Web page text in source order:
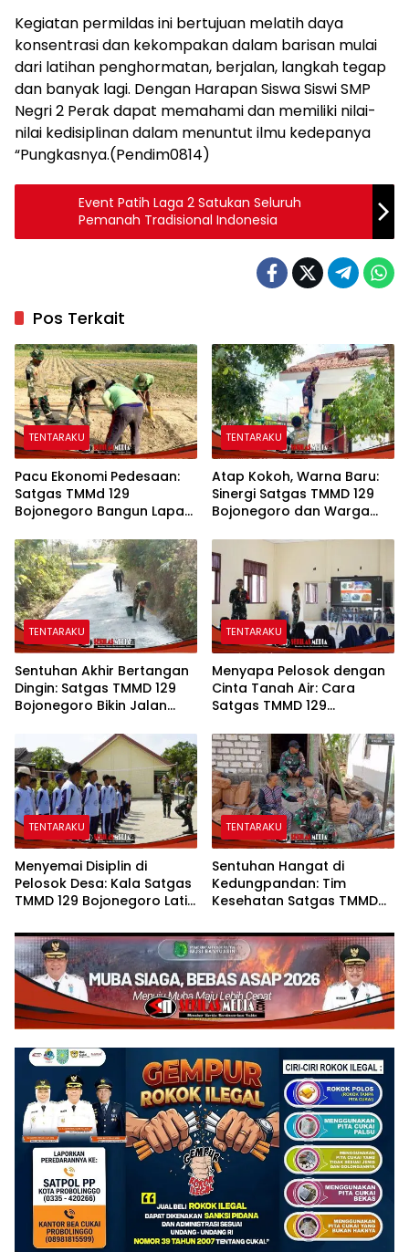
Kegiatan permildas ini bertujuan melatih daya
konsentrasi dan kekompakan dalam barisan mulai
dari latihan penghormatan, berjalan, langkah tegap
dan banyak lagi. Dengan Harapan Siswa Siswi SMP
Negri 2 Perak dapat memahami dan memiliki nilai-
nilai kedisiplinan dalam menuntut ilmu kedepanya
“Pungkasnya.(Pendim0814)
Event Patih Laga 2 Satukan Seluruh
Pemanah Tradisional Indonesia
Pos Terkait
TENTARAKU
Pacu Ekonomi Pedesaan:
Satgas TMMd 129
Bojonegoro Bangun Lapak
TENTARAKU
Atap Kokoh, Warna Baru:
Sinergi Satgas TMMD 129
Bojonegoro dan Warga
Rumah Belajar Nyaman
TENTARAKU
Sentuhan Akhir Bertangan
Dingin: Satgas TMMD 129
Bojonegoro Bikin Jalan
TENTARAKU
Menyapa Pelosok dengan
Cinta Tanah Air: Cara
Satgas TMMD 129
Pemimpin Masa Depan
TENTARAKU
Menyemai Disiplin di
Pelosok Desa: Kala Satgas
TMMD 129 Bojonegoro Latih
Atap Kesongo
TENTARAKU
Sentuhan Hangat di
Kedungpandan: Tim
Kesehatan Satgas TMMD
Tanpa Batas, Menjaga
Kesehatan Warga